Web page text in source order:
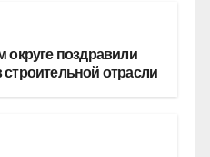
округе поздравили
строительной отрасли